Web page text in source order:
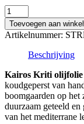
Olijfolie
aantal
Toevoegen aan
Artikelnummer:
Beschrijving
Kairos Kriti olijfolie
koudgeperst van
boomgaarden op het
duurzaam geteeld
van het mediterrane